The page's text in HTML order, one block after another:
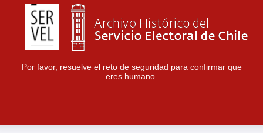
Por favor, resuelve el reto de seguridad para confirmar que
eres humano.